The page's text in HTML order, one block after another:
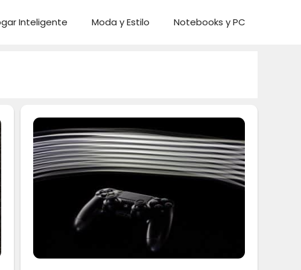
Inteligente Moda y Estilo Notebooks y PC